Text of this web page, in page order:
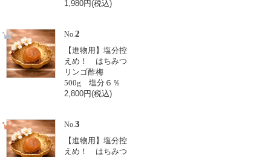
1,980円(税込)
No.2
【進物用】塩分控
えめ！ はちみつ
リンゴ酢梅
500g 塩分６％
2,800円(税込)
No.3
【進物用】塩分控
えめ！ はちみつ